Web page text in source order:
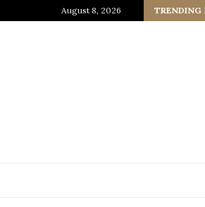
August 8, 2026 TRENDING
জাপানি আধ্যাত্মিকতার ছোঁয়া